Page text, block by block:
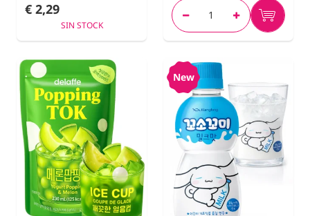
€ 2,29
SIN STOCK
New